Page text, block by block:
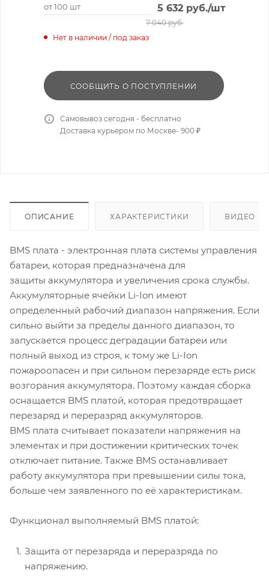
от 100 шт 5 632руб./шт
7 040руб.
Нет в наличии / под заказ
СООБЩИТЬ О ПОСТУПЛЕНИИ
Самовывоз сегодня - бесплатно
Доставка курьером по Москве- 900 ₽
ОПИСАНИЕ ХАРАКТЕРИСТИКИ ВИДЕО
BMS плата - электронная плата системы управления
батареи, которая предназначена для
защиты аккумулятора и увеличения срока службы.
Аккумуляторные ячейки Li-Ion имеют
определенный рабочий диапазон напряжения. Если
сильно выйти за пределы данного диапазон, то
запускается процесс деградации батареи или
полный выход из строя, к тому же Li-Ion
пожароопасен и при сильном перезаряде есть риск
возгорания аккумулятора. Поэтому каждая сборка
оснащается BMS платой, которая предотвращает
перезаряд и переразряд аккумуляторов.
BMS плата считывает показатели напряжения на
элементах и при достижении критических точек
отключает питание. Также BMS останавливает
работу аккумулятора при превышении силы тока,
больше чем заявленного по её характеристикам.
Функционал выполняемый BMS платой:
Защита от перезаряда и переразряда по
напряжению.